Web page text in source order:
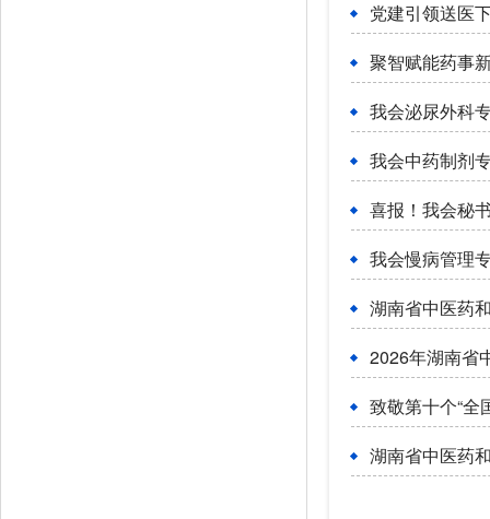
党建引领送医
我会泌尿外科
我会中药制剂
喜报！我会秘
我会慢病管理
2026年湖南省
致敬第十个“全
湖南省中医药